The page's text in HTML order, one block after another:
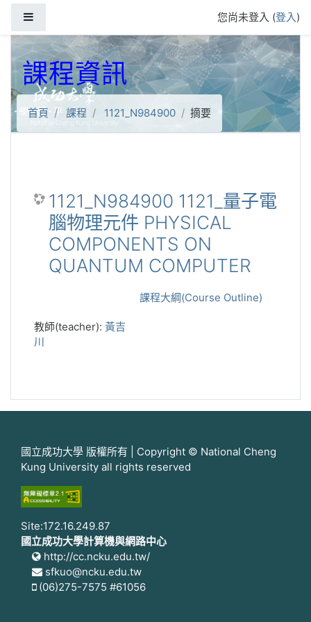
您尚未登入 (登入)
課程資訊
首頁 課程 1121_N984900 摘要
1121_N984900 1121_量子電
腦物理元件 PHYSICAL
COMPONENTS ON
QUANTUM COMPUTER
課程大綱(Course Outline)
教師(teacher): 黃吉
川
國立成功大學 版權所有 | Copyright © National Cheng
Kung University all rights reserved
Site:172.16.249.87
國立成功大學計算機與網路中心
http://cc.ncku.edu.tw/
sfkuo@ncku.edu.tw
(06)275-7575 #61056